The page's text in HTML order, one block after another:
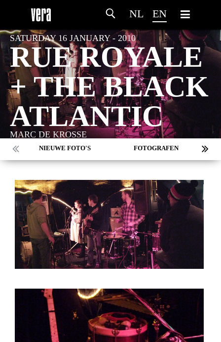
NL EN
SATURDAY 16 JANUARY - 2010
RUE ROYALE
+ THE BLACK
ATLANTIC
MARC DE KROSSE
NIEUWE FOTO'S FOTOGRAFEN
MARC DE KROSSE
PEER
MISCHA VEENEMA
JEROEN DEKKER
BOB DE VRIES
RICHARD POSTMA
SASKIA LUDDEN
ANNA HIEP
MARTSEN HUT
ARSEN TSKHAY
ERYN BOSMA
ESTHER